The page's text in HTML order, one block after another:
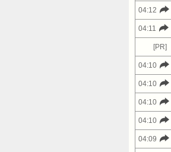
04:12
04:11
[PR]
04:10
04:10
04:10
04:10
04:09